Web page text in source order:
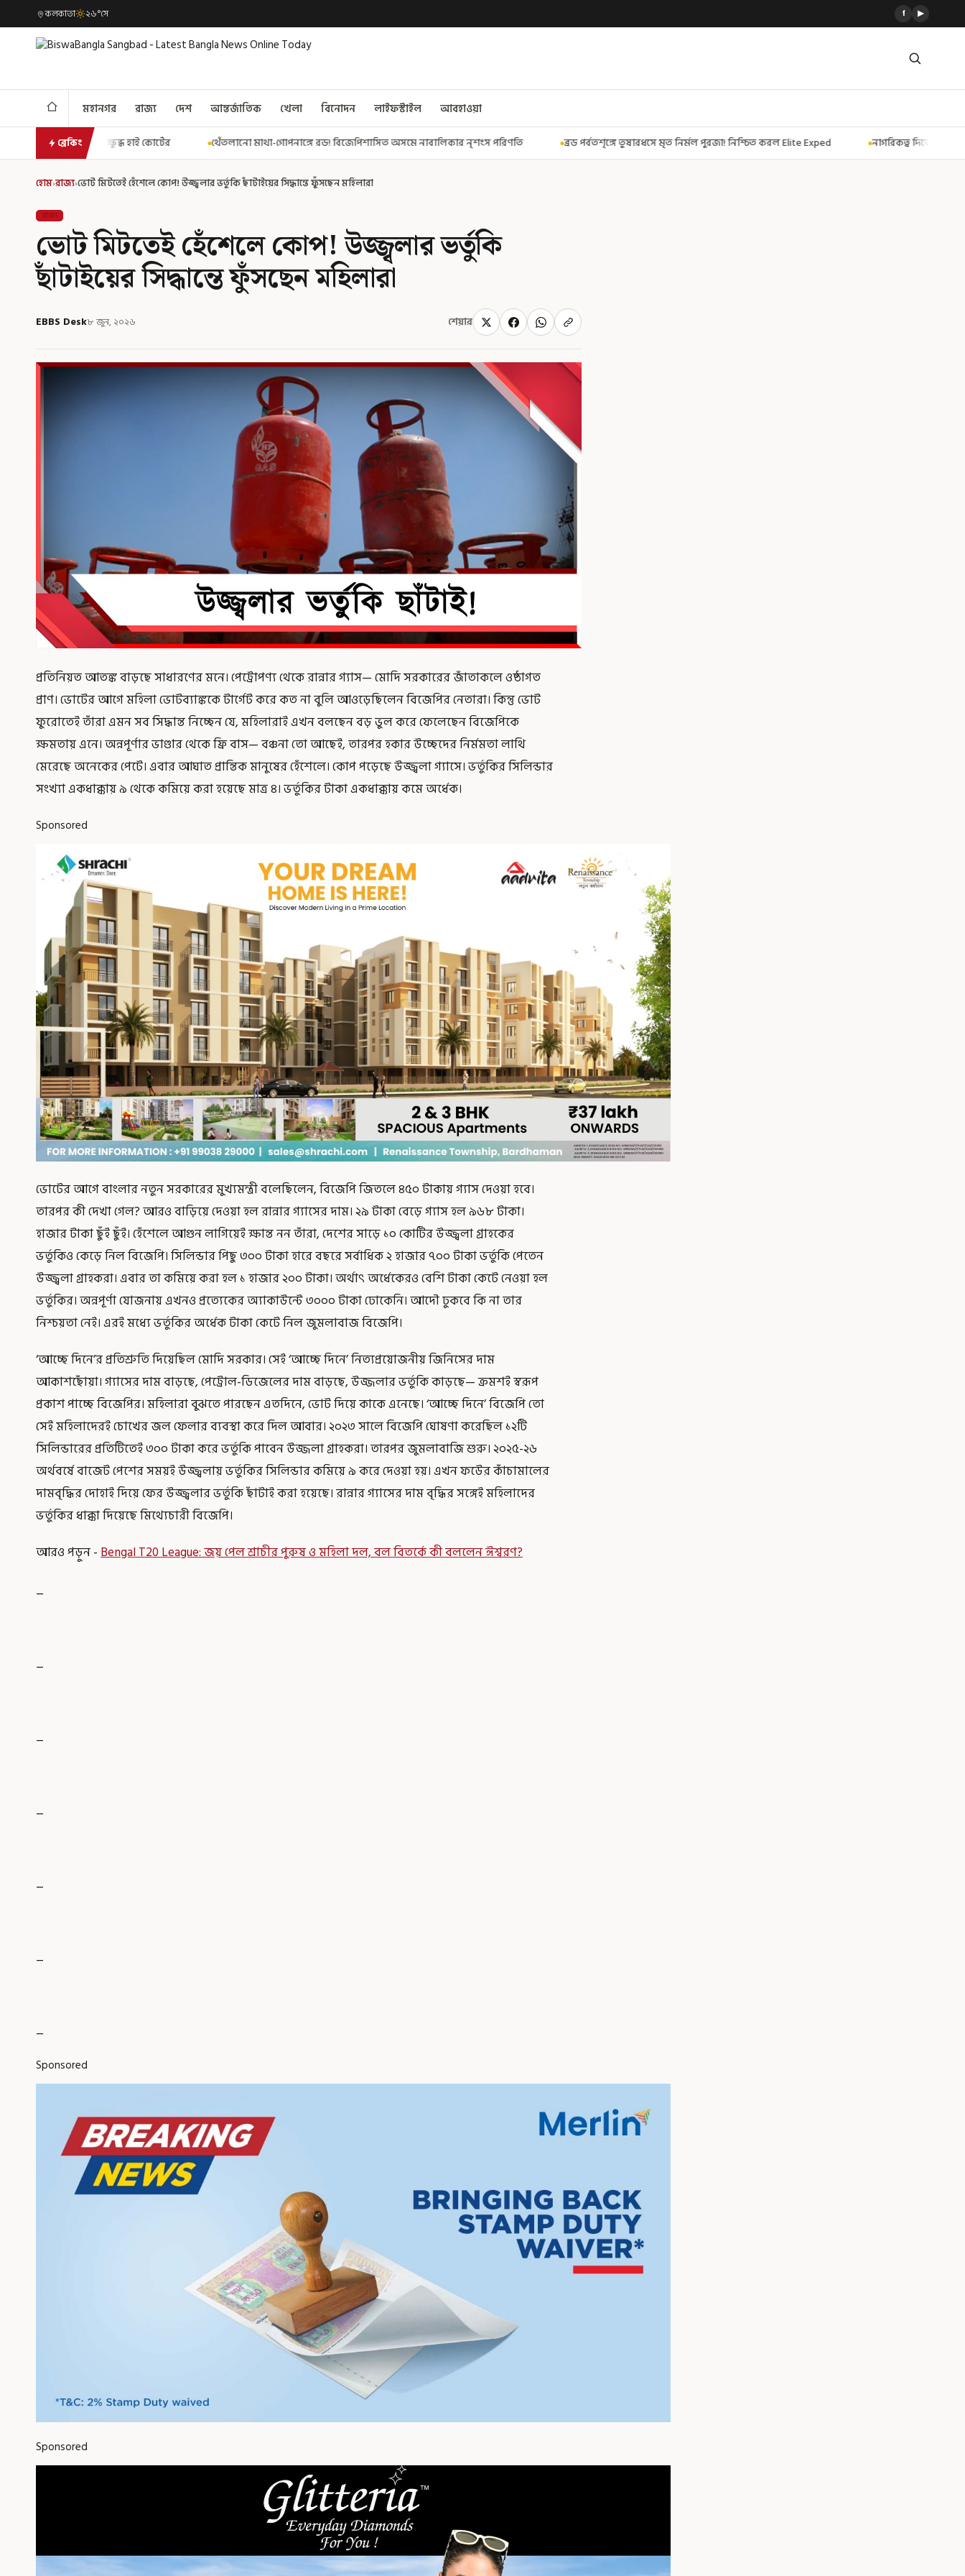
কলকাতা ২৬°সে f ▶
মহানগর রাজ্য দেশ আন্তর্জাতিক খেলা বিনোদন লাইফস্টাইল আবহাওয়া
ব্রেকিং থেঁতলানো মাথা-গোপনাঙ্গে রড! বিজেপিশাসিত অসমে নাবালিকার নৃশংস পরিণতি ব্রড পর্বতশৃঙ্গে তুষারধসে মৃত নির্মল পুরজা! নিশ্চিত করল Elite Exped নাগরিকত্ব দিতেই CAA! ৩০০ মতুয়াকে নাগরিকত্বের
হোম›রাজ্য›ভোট মিটতেই হেঁশেলে কোপ! উজ্জ্বলার ভর্তুকি ছাঁটাইয়ের সিদ্ধান্তে ফুঁসছেন মহিলারা
রাজ্য
ভোট মিটতেই হেঁশেলে কোপ! উজ্জ্বলার ভর্তুকি
ছাঁটাইয়ের সিদ্ধান্তে ফুঁসছেন মহিলারা
EBBS Desk৮ জুন, ২০২৬ শেয়ার
প্রতিনিয়ত আতঙ্ক বাড়ছে সাধারণের মনে। পেট্রোপণ্য থেকে রান্নার গ্যাস— মোদি সরকারের জাঁতাকলে ওষ্ঠাগত
প্রাণ। ভোটের আগে মহিলা ভোটব্যাঙ্ককে টার্গেট করে কত না বুলি আওড়েছিলেন বিজেপির নেতারা। কিন্তু ভোট
ফুরোতেই তাঁরা এমন সব সিদ্ধান্ত নিচ্ছেন যে, মহিলারাই এখন বলছেন বড় ভুল করে ফেলেছেন বিজেপিকে
ক্ষমতায় এনে। অন্নপূর্ণার ভাণ্ডার থেকে ফ্রি বাস— বঞ্চনা তো আছেই, তারপর হকার উচ্ছেদের নির্মমতা লাথি
মেরেছে অনেকের পেটে। এবার আঘাত প্রান্তিক মানুষের হেঁশেলে। কোপ পড়েছে উজ্জ্বলা গ্যাসে। ভর্তুকির সিলিন্ডার
সংখ্যা একধাক্কায় ৯ থেকে কমিয়ে করা হয়েছে মাত্র ৪। ভর্তুকির টাকা একধাক্কায় কমে অর্ধেক।
Sponsored
ভোটের আগে বাংলার নতুন সরকারের মুখ্যমন্ত্রী বলেছিলেন, বিজেপি জিতলে ৪৫০ টাকায় গ্যাস দেওয়া হবে।
তারপর কী দেখা গেল? আরও বাড়িয়ে দেওয়া হল রান্নার গ্যাসের দাম। ২৯ টাকা বেড়ে গ্যাস হল ৯৬৮ টাকা।
হাজার টাকা ছুঁই ছুঁই। হেঁশেলে আগুন লাগিয়েই ক্ষান্ত নন তাঁরা, দেশের সাড়ে ১০ কোটির উজ্জ্বলা গ্রাহকের
ভর্তুকিও কেড়ে নিল বিজেপি। সিলিন্ডার পিছু ৩০০ টাকা হারে বছরে সর্বাধিক ২ হাজার ৭০০ টাকা ভর্তুকি পেতেন
উজ্জ্বলা গ্রাহকরা। এবার তা কমিয়ে করা হল ১ হাজার ২০০ টাকা। অর্থাৎ অর্ধেকেরও বেশি টাকা কেটে নেওয়া হল
ভর্তুকির। অন্নপূর্ণা যোজনায় এখনও প্রত্যেকের অ্যাকাউন্টে ৩০০০ টাকা ঢোকেনি। আদৌ ঢুকবে কি না তার
নিশ্চয়তা নেই। এরই মধ্যে ভর্তুকির অর্ধেক টাকা কেটে নিল জুমলাবাজ বিজেপি।
‘আচ্ছে দিনে’র প্রতিশ্রুতি দিয়েছিল মোদি সরকার। সেই ‘আচ্ছে দিনে’ নিত্যপ্রয়োজনীয় জিনিসের দাম
আকাশছোঁয়া। গ্যাসের দাম বাড়ছে, পেট্রোল-ডিজেলের দাম বাড়ছে, উজ্জলার ভর্তুকি কাড়ছে— ক্রমশই স্বরূপ
প্রকাশ পাচ্ছে বিজেপির। মহিলারা বুঝতে পারছেন এতদিনে, ভোট দিয়ে কাকে এনেছে। ‘আচ্ছে দিনে’ বিজেপি তো
সেই মহিলাদেরই চোখের জল ফেলার ব্যবস্থা করে দিল আবার। ২০২৩ সালে বিজেপি ঘোষণা করেছিল ১২টি
সিলিন্ডারের প্রতিটিতেই ৩০০ টাকা করে ভর্তুকি পাবেন উজ্জলা গ্রাহকরা। তারপর জুমলাবাজি শুরু। ২০২৫-২৬
অর্থবর্ষে বাজেট পেশের সময়ই উজ্জ্বলায় ভর্তুকির সিলিন্ডার কমিয়ে ৯ করে দেওয়া হয়। এখন ফউের কাঁচামালের
দামবৃদ্ধির দোহাই দিয়ে ফের উজ্জ্বলার ভর্তুকি ছাঁটাই করা হয়েছে। রান্নার গ্যাসের দাম বৃদ্ধির সঙ্গেই মহিলাদের
ভর্তুকির ধাক্কা দিয়েছে মিথ্যেচারী বিজেপি।
আরও পড়ুন -Bengal T20 League: জয় পেল শ্রাচীর পুরুষ ও মহিলা দল, বল বিতর্কে কী বললেন ঈশ্বরণ?
_
_
_
_
_
_
_
Sponsored
Sponsored